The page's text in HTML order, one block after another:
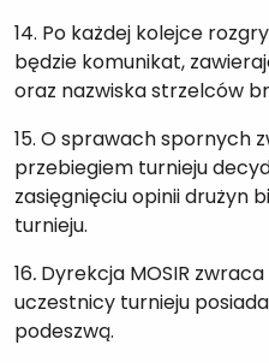
14. Po każdej kolejce
będzie komunikat,
oraz nazwiska strzelców
15. O sprawach spornych
przebiegiem turnieju
zasięgnięciu opinii drużyn
turnieju.
16. Dyrekcja MOSIR
uczestnicy turnieju
podeszwą.